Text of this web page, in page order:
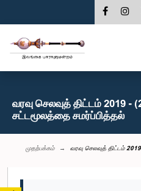
வரவு செலவுத் திட்டம் 2019 -
சட்டமூலத்தை சமர்ப்பித்தல்
முதற்பக்கம் வரவு செலவுத் திட்டம்